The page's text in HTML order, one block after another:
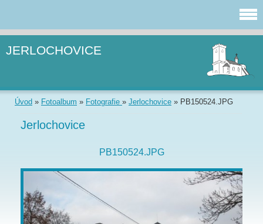
JERLOCHOVICE
Úvod » Fotoalbum » Fotografie » Jerlochovice » PB150524.JPG
Jerlochovice
PB150524.JPG